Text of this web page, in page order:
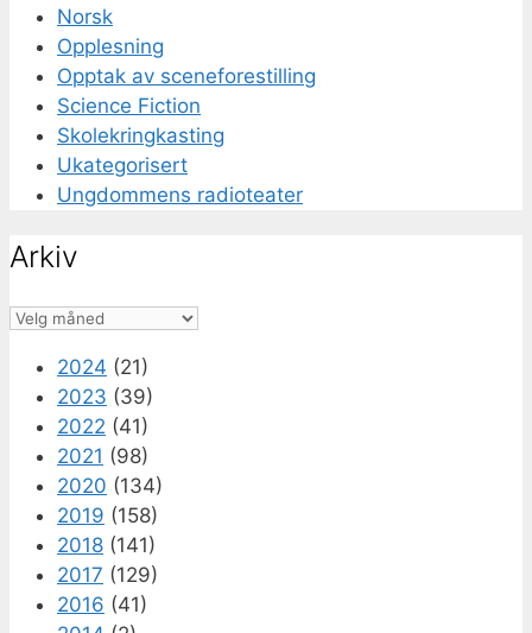
Norsk
Opplesning
Opptak av sceneforestilling
Science Fiction
Skolekringkasting
Ukategorisert
Ungdommens radioteater
Arkiv
Arkiv
2024 (21)
2023 (39)
2022 (41)
2021 (98)
2020 (134)
2019 (158)
2018 (141)
2017 (129)
2016 (41)